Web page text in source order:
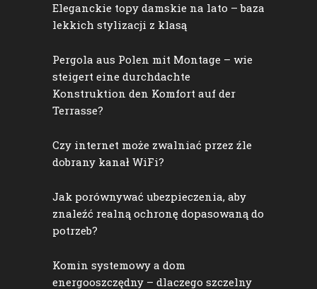
Eleganckie topy damskie na lato – baza
lekkich stylizacji z klasą
Pergola aus Polen mit Montage – wie
steigert eine durchdachte
Konstruktion den Komfort auf der
Terrasse?
Czy internet może zwalniać przez źle
dobrany kanał WiFi?
Jak porównywać ubezpieczenia, aby
znaleźć realną ochronę dopasowaną do
potrzeb?
Komin systemowy a dom
energooszczędny – dlaczego szczelny